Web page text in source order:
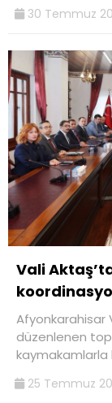
30 Temmuz
Vali
Afyonkarahisar
düzenlenen
kaymakamlarla
25 Temmuz